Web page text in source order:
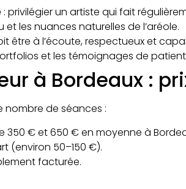
: privilégier un artiste qui fait
les nuances naturelles de l’aréole.​
être à l’écoute, respectueux et
et les témoignages de
à Bordeaux :
nombre de séances :
350 € et 650 € en moyenne à
(environ 50–150 €).
facturée.